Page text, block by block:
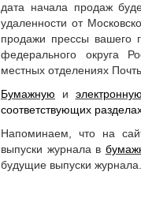
дата начала продаж
удаленности от
продажи прессы вашего
федерального округа
местных отделениях
Бумажную и
соответствующих
Напоминаем, что на
выпуски журнала в
будущие выпуски журнала.